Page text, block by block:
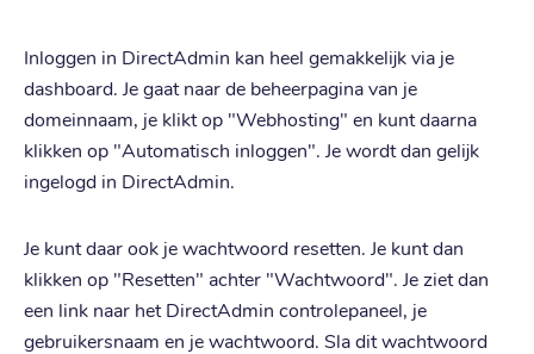
Inloggen in DirectAdmin kan heel gemakkelijk via je
dashboard. Je gaat naar de beheerpagina van je
domeinnaam, je klikt op "Webhosting" en kunt daarna
klikken op "Automatisch inloggen". Je wordt dan gelijk
ingelogd in DirectAdmin.
Je kunt daar ook je wachtwoord resetten. Je kunt dan
klikken op "Resetten" achter "Wachtwoord". Je ziet dan
een link naar het DirectAdmin controlepaneel, je
gebruikersnaam en je wachtwoord. Sla dit wachtwoord